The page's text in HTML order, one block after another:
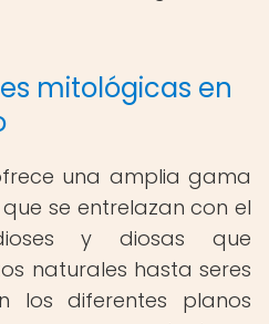
mitológicas en
una amplia gama
se entrelazan con el
y diosas que
naturales hasta seres
los diferentes planos